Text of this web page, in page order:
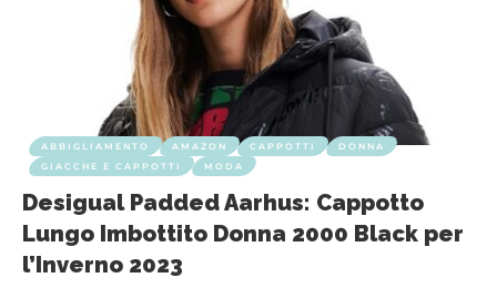
ABBIGLIAMENTO AMAZON CAPPOTTI
DONNA
GIACCHE E CAPPOTTI
MODA
Desigual Padded Aarhus: Cappotto
Lungo Imbottito Donna 2000 Black per
l’Inverno 2023